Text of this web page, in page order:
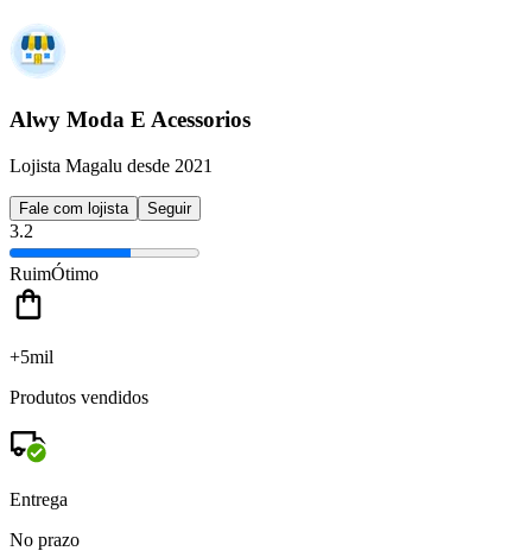
Alwy Moda E Acessorios
Lojista Magalu desde 2021
Fale com lojista Seguir
3.2
RuimÓtimo
+5mil
Produtos vendidos
Entrega
No prazo